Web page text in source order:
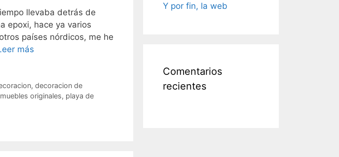
llevaba detrás de
epoxi, hace ya varios
países nórdicos, me he
más
, decoracion de
muebles originales, playa de
Y por fin, la web
Comentarios
recientes